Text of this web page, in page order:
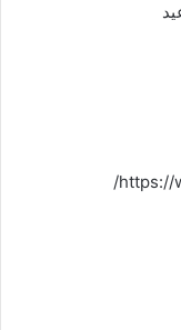
https://